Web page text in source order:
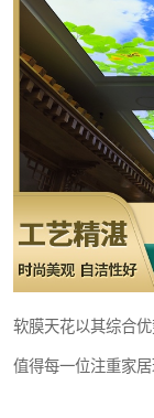
软膜天花以其综合
值得每一位注重家居